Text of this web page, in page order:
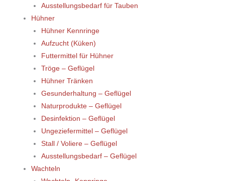
Ausstellungsbedarf für Tauben
Hühner
Hühner Kennringe
Aufzucht (Küken)
Futtermittel für Hühner
Tröge – Geflügel
Hühner Tränken
Gesunderhaltung – Geflügel
Naturprodukte – Geflügel
Desinfektion – Geflügel
Ungeziefermittel – Geflügel
Stall / Voliere – Geflügel
Ausstellungsbedarf – Geflügel
Wachteln